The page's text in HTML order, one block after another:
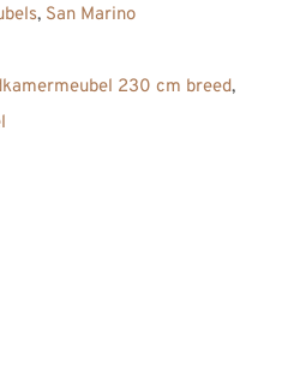
, San Marino
230 cm breed,